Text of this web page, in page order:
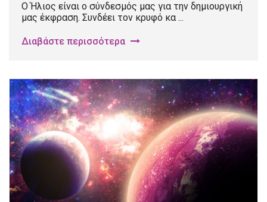
Ο Ήλιος είναι ο σύνδεσμός μας για την δημιουργική
μας έκφραση. Συνδέει τον κρυφό κα ...
Διαβάστε περισσότερα